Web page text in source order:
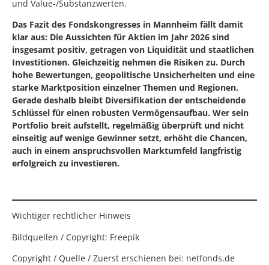
und Value-/Substanzwerten.
Das Fazit des Fondskongresses in Mannheim fällt damit
klar aus: Die Aussichten für Aktien im Jahr 2026 sind
insgesamt positiv, getragen von Liquidität und staatlichen
Investitionen. Gleichzeitig nehmen die Risiken zu. Durch
hohe Bewertungen, geopolitische Unsicherheiten und eine
starke Marktposition einzelner Themen und Regionen.
Gerade deshalb bleibt Diversifikation der entscheidende
Schlüssel für einen robusten Vermögensaufbau. Wer sein
Portfolio breit aufstellt, regelmäßig überprüft und nicht
einseitig auf wenige Gewinner setzt, erhöht die Chancen,
auch in einem anspruchsvollen Marktumfeld langfristig
erfolgreich zu investieren.
Wichtiger rechtlicher Hinweis
Bildquellen / Copyright: Freepik
Copyright / Quelle / Zuerst erschienen bei: netfonds.de